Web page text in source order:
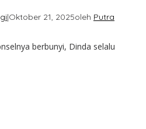
|Oktober 21, 2025oleh Putra
berbunyi, Dinda selalu